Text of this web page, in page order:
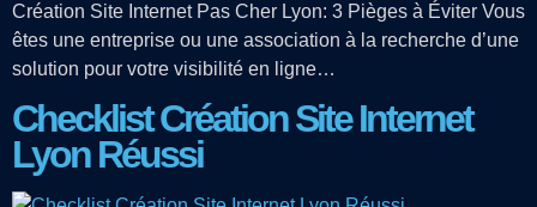
Création Site Internet Pas Cher Lyon: 3 Pièges à Éviter Vous
êtes une entreprise ou une association à la recherche d’une
solution pour votre visibilité en ligne…
Checklist Création Site Internet
Lyon Réussi